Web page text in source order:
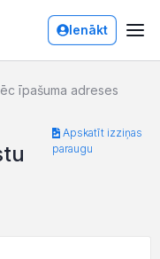
Ienākt
īpašuma adreses
Apskatīt izziņas
paraugu